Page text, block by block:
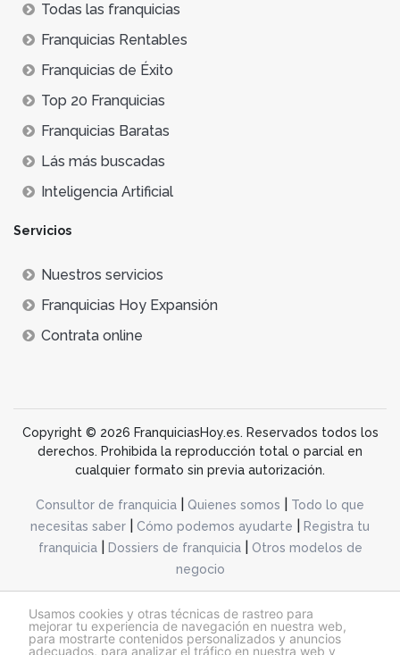
Usamos cookies y otras técnicas de rastreo para
mejorar tu experiencia de navegación en nuestra web,
para mostrarte contenidos personalizados y anuncios
adecuados, para analizar el tráfico en nuestra web y
Todas las franquicias
Franquicias Rentables
Franquicias de Éxito
Top 20 Franquicias
Franquicias Baratas
Lás más buscadas
Inteligencia Artificial
Servicios
Nuestros servicios
Franquicias Hoy Expansión
Contrata online
Copyright © 2026 FranquiciasHoy.es. Reservados todos los
derechos. Prohibida la reproducción total o parcial en
cualquier formato sin previa autorización.
Consultor de franquicia Quienes somos
Todo lo que
necesitas saber
Cómo podemos ayudarte
Registra tu
franquicia| Dossiers de franquicia|
Otros modelos de
negocio
@franquiciashoy.es |Aviso legal| Política de cookies|Política de privacidad